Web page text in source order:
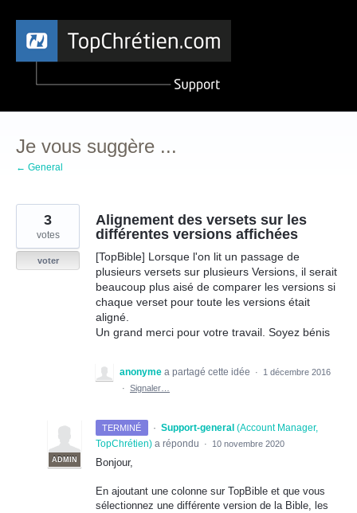
Aller
contenu
Je vous suggère ...
← General
Alignement des versets sur les
différentes versions affichées
[TopBible] Lorsque l'on lit un passage de
plusieurs versets sur plusieurs Versions, il serait
beaucoup plus aisé de comparer les versions si
chaque verset pour toute les versions était
aligné.
Un grand merci pour votre travail. Soyez bénis
3
votes
voter
anonyme a partagé cette idée ·
1 décembre 2016
· Signaler…
TERMINÉ ·
ADMIN
Support-general (Account Manager,
TopChrétien) a répondu · 10 novembre 2020
Bonjour,
En ajoutant une colonne sur TopBible et que vous
sélectionnez une différente version de la Bible, les